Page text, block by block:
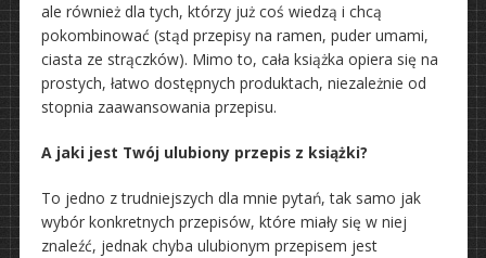
ale również dla tych, którzy już coś wiedzą i chcą
pokombinować (stąd przepisy na ramen, puder umami,
ciasta ze strączków). Mimo to, cała książka opiera się na
prostych, łatwo dostępnych produktach, niezależnie od
stopnia zaawansowania przepisu.
A jaki jest Twój ulubiony przepis z książki?
To jedno z trudniejszych dla mnie pytań, tak samo jak
wybór konkretnych przepisów, które miały się w niej
znaleźć, jednak chyba ulubionym przepisem jest